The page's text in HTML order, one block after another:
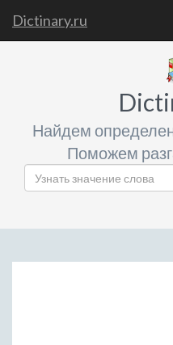
Dictinary.ru
Найдем
Поможем